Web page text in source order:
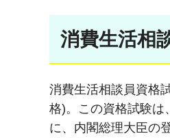
消費生活相
消費生活相談員資格
格)。この資格試験は
に、内閣総理大臣の